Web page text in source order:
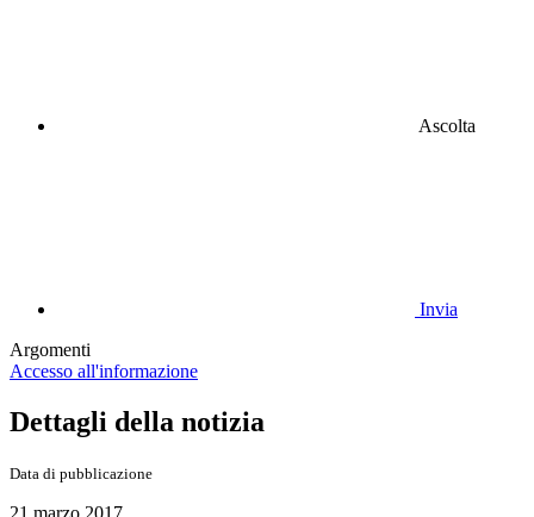
Ascolta
Invia
Argomenti
Accesso all'informazione
Dettagli della notizia
Data di pubblicazione
21 marzo 2017